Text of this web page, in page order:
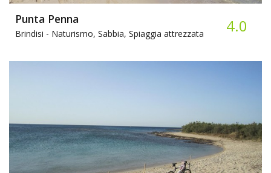
Punta Penna
Brindisi - Naturismo, Sabbia, Spiaggia attrezzata 4.0